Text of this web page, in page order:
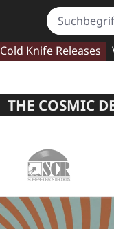
Cold Knife Releases
THE COSMIC